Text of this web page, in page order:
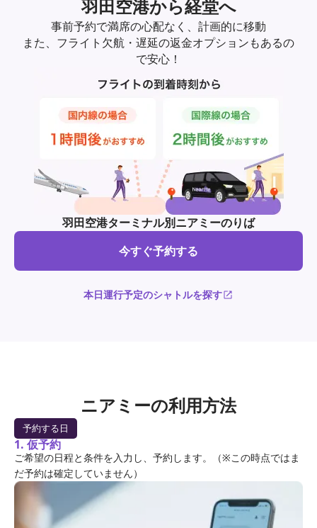
羽田空港から経堂へ
事前予約で満席の心配なく、計画的に移動
また、フライト欠航・遅延の返金オプションもあるの
で安心！
羽田空港ターミナル別ニアミーのりば
今すぐ予約する
本日運行予定のシャトルを探す
ニアミーの利用方法
予約する日
1. 仮予約
ご希望の日程と条件を入力し、予約します。（※この時点ではま
だ予約は確定していません）